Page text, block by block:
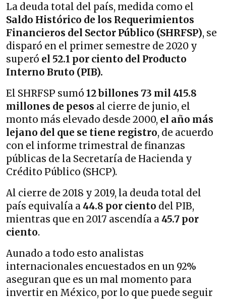
La deuda total del país, medida como el
Saldo Histórico de los Requerimientos
Financieros del Sector Público (SHRFSP), se
disparó en el primer semestre de 2020 y
superó el 52.1 por ciento del Producto
Interno Bruto (PIB).
El SHRFSP sumó 12 billones 73 mil 415.8
millones de pesos al cierre de junio, el
monto más elevado desde 2000, el año más
lejano del que se tiene registro, de acuerdo
con el informe trimestral de finanzas
públicas de la Secretaría de Hacienda y
Crédito Público (SHCP).
Al cierre de 2018 y 2019, la deuda total del
país equivalía a 44.8 por ciento del PIB,
mientras que en 2017 ascendía a 45.7 por
ciento.
Aunado a todo esto analistas
internacionales encuestados en un 92%
aseguran que es un mal momento para
invertir en México, por lo que puede seguir